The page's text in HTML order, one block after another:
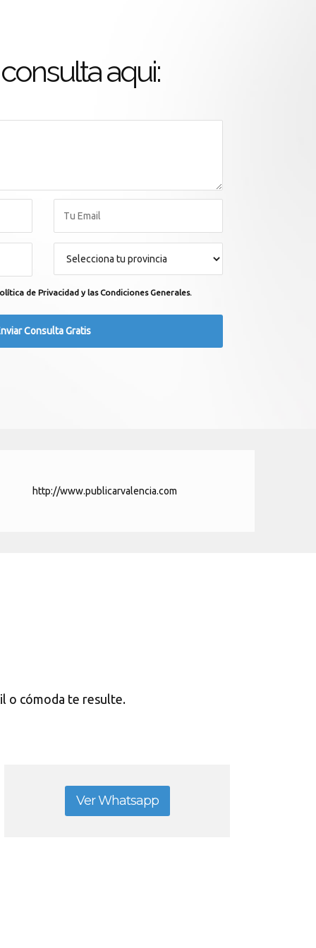
consulta aqui:
de Privacidad y las Condiciones Generales.
http://www.publicarvalencia.com
o cómoda te resulte.
Ver Whatsapp